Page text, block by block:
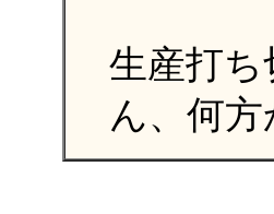
生産打ち
ん、何